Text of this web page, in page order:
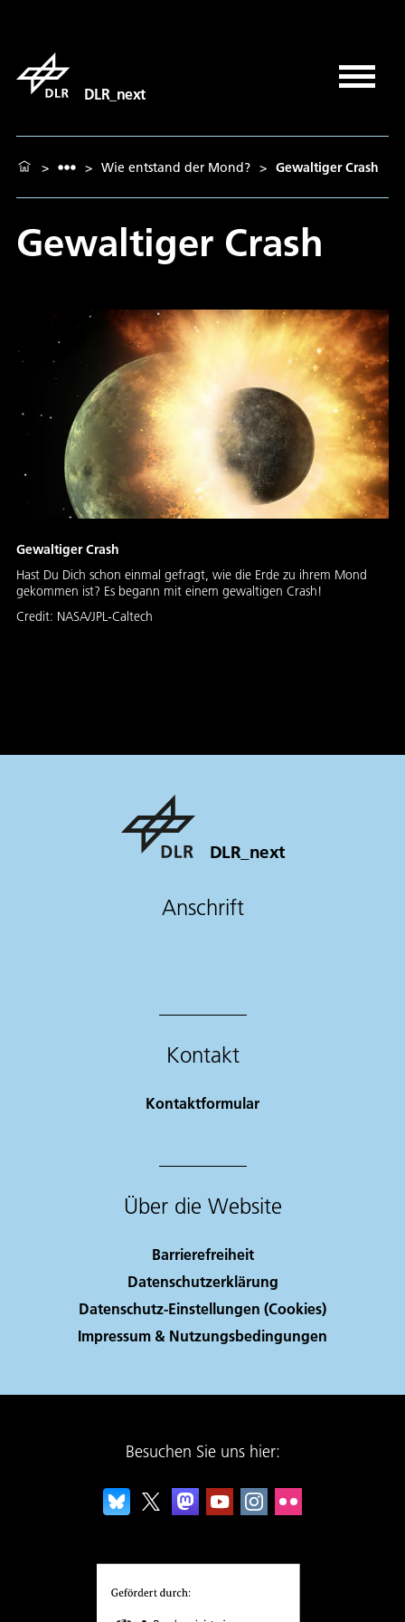
DLR_next
> > Wie entstand der Mond? > Gewaltiger Crash
Gewaltiger Crash
Gewaltiger Crash
Hast Du Dich schon einmal gefragt, wie die Erde zu ihrem Mond
gekommen ist? Es begann mit einem gewaltigen Crash!
Credit: NASA/JPL-Caltech
DLR_next
Anschrift
Kontakt
Kontaktformular
Über die Website
Barrierefreiheit
Datenschutzerklärung
Datenschutz-Einstellungen (Cookies)
Impressum & Nutzungsbedingungen
Besuchen Sie uns hier: